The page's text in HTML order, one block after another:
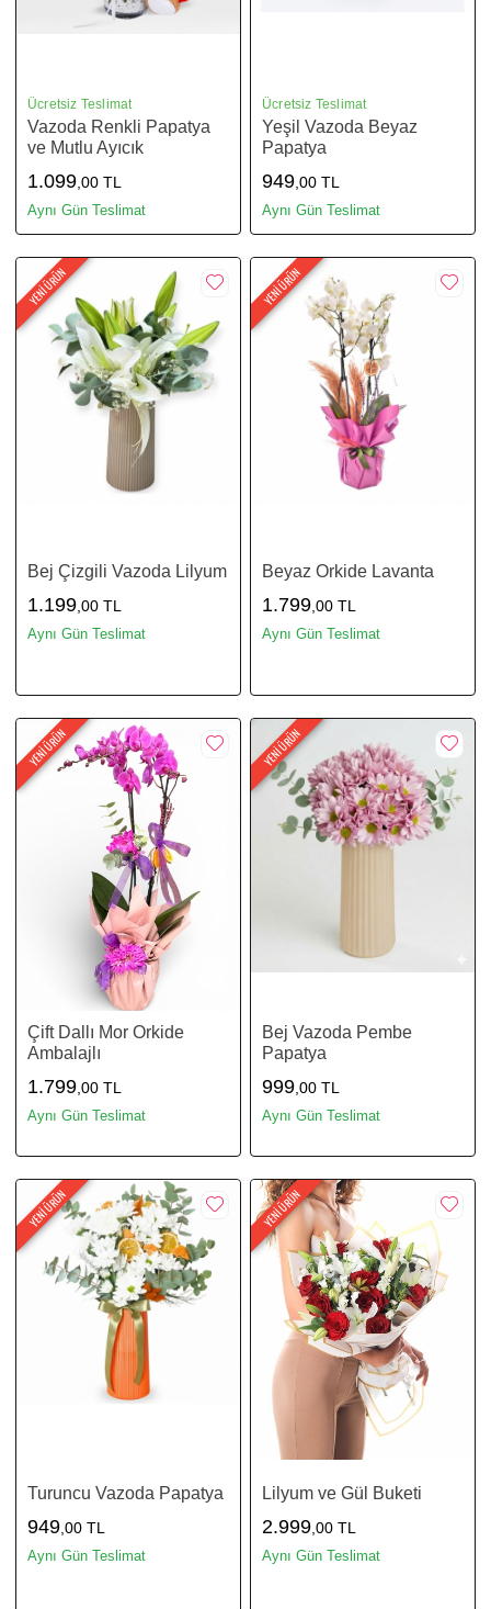
Ücretsiz Teslimat
Vazoda Renkli Papatya
ve Mutlu Ayıcık
1.099,00 TL
Aynı Gün Teslimat
Ücretsiz Teslimat
Yeşil Vazoda Beyaz
Papatya
949,00 TL
Aynı Gün Teslimat
YENİ ÜRÜN
Bej Çizgili Vazoda Lilyum
1.199 ,00 TL
Aynı Gün Teslimat
YENİ ÜRÜN
Beyaz Orkide Lavanta
1.799 ,00 TL
Aynı Gün Teslimat
YENİ ÜRÜN
Çift Dallı Mor Orkide
Ambalajlı
1.799 ,00 TL
Aynı Gün Teslimat
YENİ ÜRÜN
Bej Vazoda Pembe
Papatya
999 ,00 TL
Aynı Gün Teslimat
YENİ ÜRÜN
Turuncu Vazoda Papatya
949 ,00 TL
Aynı Gün Teslimat
YENİ ÜRÜN
Lilyum ve Gül Buketi
2.999 ,00 TL
Aynı Gün Teslimat